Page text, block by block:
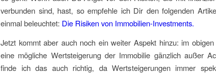
verbunden sind, hast, so empfehle ich Dir den folgenden
einmal beleuchtet: Die Risiken von Immobilien-Investments.
Jetzt kommt aber auch noch ein weiter Aspekt hinzu: im
eine mögliche Wertsteigerung der Immobilie gänzlich außer
finde ich das auch richtig, da Wertsteigerungen immer